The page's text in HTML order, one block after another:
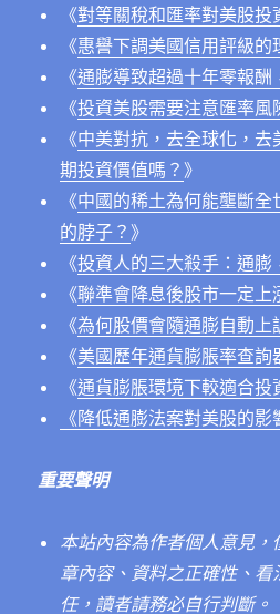
《對等關稅和匯率對美股投
《惠譽下調美國信用評級的
《通膨導致超過十年零報酬
《投資美股需要注意匯率風
《中美對抗，去全球化，
期投資價值嗎？》
《中國的稀土為何能壟斷全
的脖子？》
《投資人的三大殺手：通膨
《聯準會降息後股市一定上
《為何股價會隨通膨自動上
《美國歷年通貨膨脹率查詢
《通貨膨脹環境下較適合投
《降低通膨法案對美股的影
重要聲明
本站內容為作者個人意見
章內容、資料之正確性、
任，讀者請務必自行判斷。